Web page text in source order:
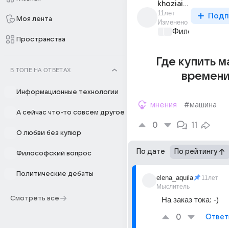
Моя лента
Пространства
В ТОПЕ НА ОТВЕТАХ
Информационные технологии
А сейчас что-то совсем другое
О любви без купюр
Философский вопрос
Политические дебаты
Смотреть все
khoziain_rossii_1
11лет
Изменено
Философский
Где купить
мнения #машина
0 11
По дате По рейтингу
elena_aquila
Мыслитель
11лет
На заказ тока: -)
0